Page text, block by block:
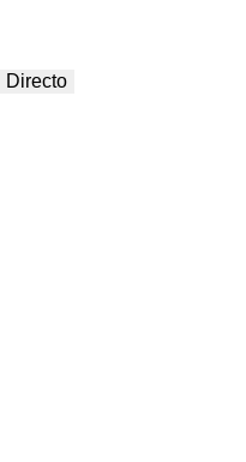
Directo